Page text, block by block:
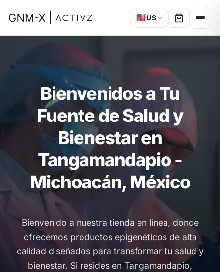
🇺🇸US
Bienvenidos a Tu
Fuente de Salud y
Bienestar en
Tangamandapio -
Michoacán, México
Bienvenido a nuestra tienda en línea, donde
ofrecemos productos epigenéticos de alta
calidad diseñados para transformar tu salud y
bienestar. Si resides en Tangamandapio,